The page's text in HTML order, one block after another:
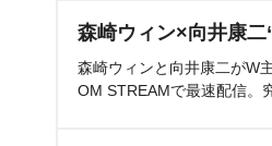
森崎ウィン×向井康二
森崎ウィンと向井康二がW
OM STREAMで最速配信。